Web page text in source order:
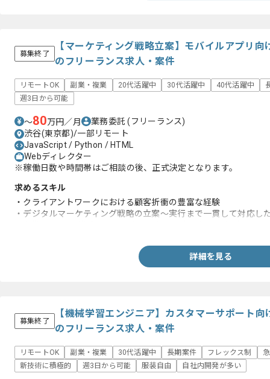
募集終了
【マーケティング戦略立案】モバイルアプリ向
のフリーランス求人・案件
リモートOK 副業・複業 20代活躍中 30代活躍中 40代活躍中
週3日から可能
〜80万円／月 業務委託(フリーランス)
渋谷(東京都)/一部リモート
JavaScript / Python / HTML
Webディレクター
※稼働日数や時間帯はご相談の後、正式決定となります。
求めるスキル
・クライアントワークにおける顧客折衝の豊富な経験
・デジタルマーケティング戦略の立案～実行まで一貫して対応し
詳細を見る
募集終了
【機械学習エンジニア】カスタマーサポート
のフリーランス求人・案件
リモートOK 副業・複業 30代活躍中 長期案件 フレックス制
新技術に積極的
週3日から可能 服装自由 自社内開発が多い